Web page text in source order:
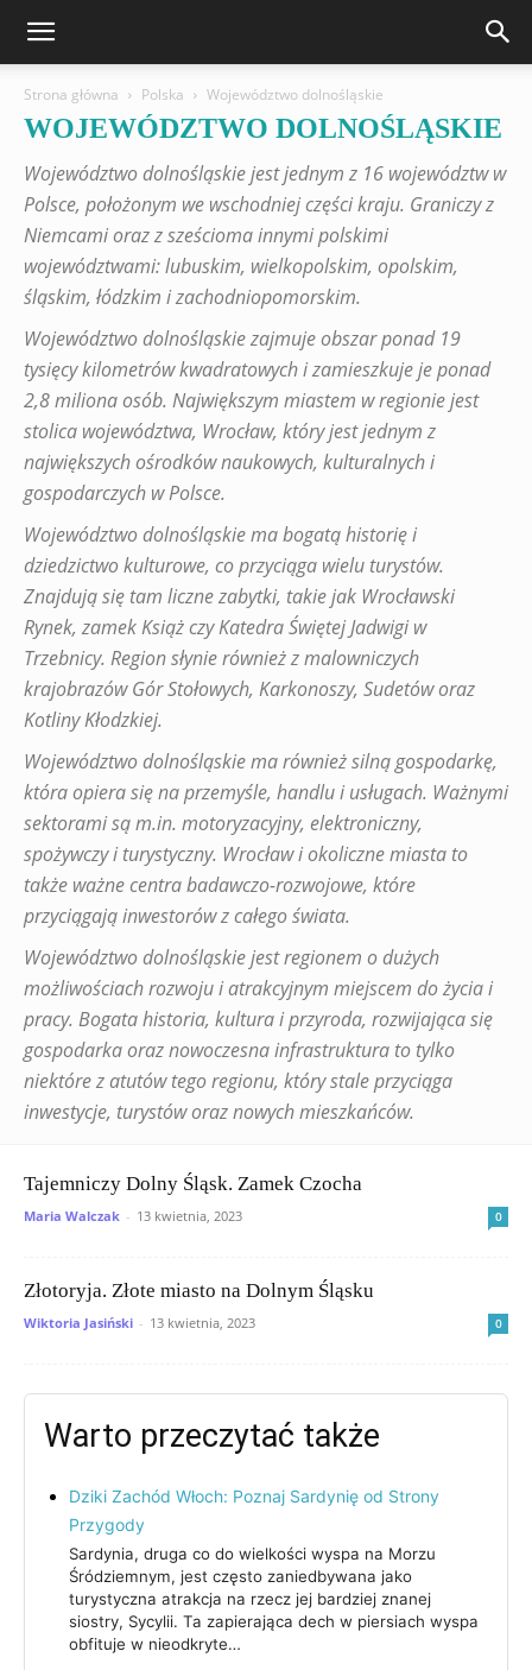
Strona główna Polska Województwo dolnośląskie
WOJEWÓDZTWO DOLNOŚLĄSKIE
Województwo dolnośląskie jest jednym z 16 województw w
Polsce, położonym we wschodniej części kraju. Graniczy z
Niemcami oraz z sześcioma innymi polskimi
województwami: lubuskim, wielkopolskim, opolskim,
śląskim, łódzkim i zachodniopomorskim.
Województwo dolnośląskie zajmuje obszar ponad 19
tysięcy kilometrów kwadratowych i zamieszkuje je ponad
2,8 miliona osób. Największym miastem w regionie jest
stolica województwa, Wrocław, który jest jednym z
największych ośrodków naukowych, kulturalnych i
gospodarczych w Polsce.
Województwo dolnośląskie ma bogatą historię i
dziedzictwo kulturowe, co przyciąga wielu turystów.
Znajdują się tam liczne zabytki, takie jak Wrocławski
Rynek, zamek Książ czy Katedra Świętej Jadwigi w
Trzebnicy. Region słynie również z malowniczych
krajobrazów Gór Stołowych, Karkonoszy, Sudetów oraz
Kotliny Kłodzkiej.
Województwo dolnośląskie ma również silną gospodarkę,
która opiera się na przemyśle, handlu i usługach. Ważnymi
sektorami są m.in. motoryzacyjny, elektroniczny,
spożywczy i turystyczny. Wrocław i okoliczne miasta to
także ważne centra badawczo-rozwojowe, które
przyciągają inwestorów z całego świata.
Województwo dolnośląskie jest regionem o dużych
możliwościach rozwoju i atrakcyjnym miejscem do życia i
pracy. Bogata historia, kultura i przyroda, rozwijająca się
gospodarka oraz nowoczesna infrastruktura to tylko
niektóre z atutów tego regionu, który stale przyciąga
inwestycje, turystów oraz nowych mieszkańców.
Tajemniczy Dolny Śląsk. Zamek Czocha
Maria Walczak - 13 kwietnia, 2023 0
Złotoryja. Złote miasto na Dolnym Śląsku
Wiktoria Jasiński - 13 kwietnia, 2023 0
Warto przeczytać także
Dziki Zachód Włoch: Poznaj Sardynię od Strony
Przygody
Sardynia, druga co do wielkości wyspa na Morzu
Śródziemnym, jest często zaniedbywana jako
turystyczna atrakcja na rzecz jej bardziej znanej
siostry, Sycylii. Ta zapierająca dech w piersiach wyspa
obfituje w nieodkryte…